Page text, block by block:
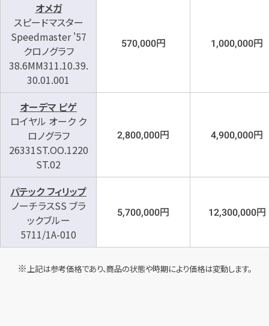
オメガ
スピードマスター
Speedmaster '57
クロノグラフ
38.6MM311.10.39.
30.01.001
570,000円 1,000,000円
オーデマ ピゲ
ロイヤル オーク ク
ロノグラフ
26331ST.OO.1220
ST.02
2,800,000円 4,900,000円
パテック フィリップ
ノーチラスSS ブラ
ックブルー
5711/1A-010
5,700,000円 12,300,000円
上記は参考価格であり、商品の状態や時期により価格は変動します。